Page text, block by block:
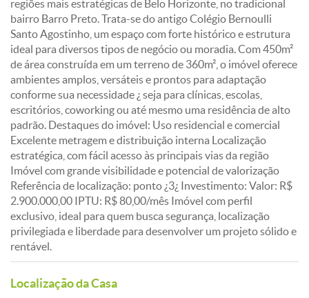
regiões mais estratégicas de Belo Horizonte, no tradicional
bairro Barro Preto. Trata-se do antigo Colégio Bernoulli
Santo Agostinho, um espaço com forte histórico e estrutura
ideal para diversos tipos de negócio ou moradia. Com 450m²
de área construída em um terreno de 360m², o imóvel oferece
ambientes amplos, versáteis e prontos para adaptação
conforme sua necessidade ¿ seja para clínicas, escolas,
escritórios, coworking ou até mesmo uma residência de alto
padrão. Destaques do imóvel: Uso residencial e comercial
Excelente metragem e distribuição interna Localização
estratégica, com fácil acesso às principais vias da região
Imóvel com grande visibilidade e potencial de valorização
Referência de localização: ponto ¿3¿ Investimento: Valor: R$
2.900.000,00 IPTU: R$ 80,00/mês Imóvel com perfil
exclusivo, ideal para quem busca segurança, localização
privilegiada e liberdade para desenvolver um projeto sólido e
rentável.
Localização da Casa